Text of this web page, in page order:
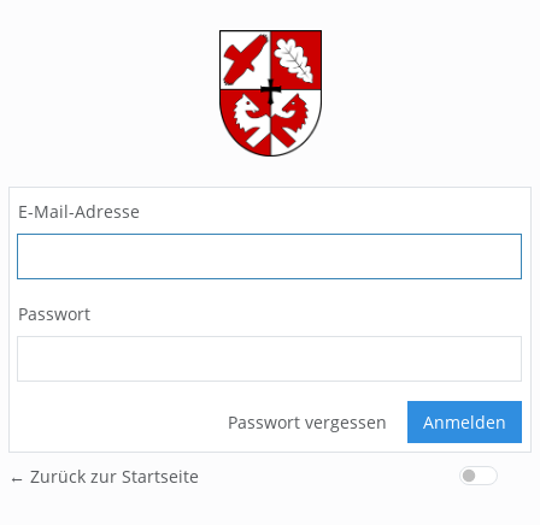
E-Mail-Adresse
Passwort
Passwort vergessen Anmelden
← Zurück zur Startseite